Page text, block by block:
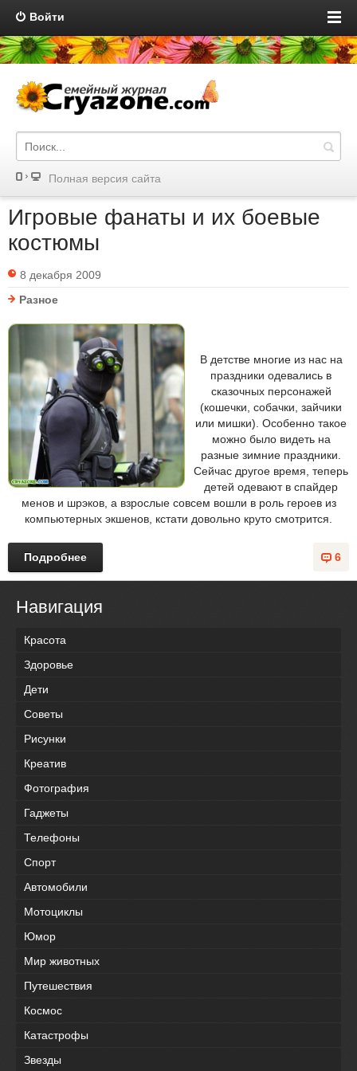
Войти
Полная версия сайта
Игровые фанаты и их боевые
костюмы
8 декабря 2009
Разное
В детстве многие из нас на
праздники одевались в
сказочных персонажей
(кошечки, собачки, зайчики
или мишки). Особенно такое
можно было видеть на
разные зимние праздники.
Сейчас другое время, теперь
детей одевают в спайдер
менов и шрэков, а взрослые совсем вошли в роль героев из
компьютерных экшенов, кстати довольно круто смотрится.
6
Подробнее
Навигация
Красота
Здоровье
Дети
Советы
Рисунки
Креатив
Фотография
Гаджеты
Телефоны
Спорт
Автомобили
Мотоциклы
Юмор
Мир животных
Путешествия
Космос
Катастрофы
Звезды